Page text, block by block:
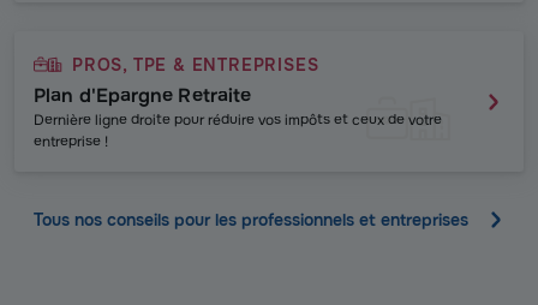
PROS, TPE & ENTREPRISES
Plan d'Epargne Retraite
Dernière ligne droite pour réduire vos impôts et ceux de votre
entreprise !
Tous nos conseils pour les professionnels et entreprises